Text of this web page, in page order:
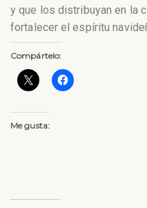
y que los distribuyan en la
fortalecer el espíritu
Compártelo:
Me gusta: